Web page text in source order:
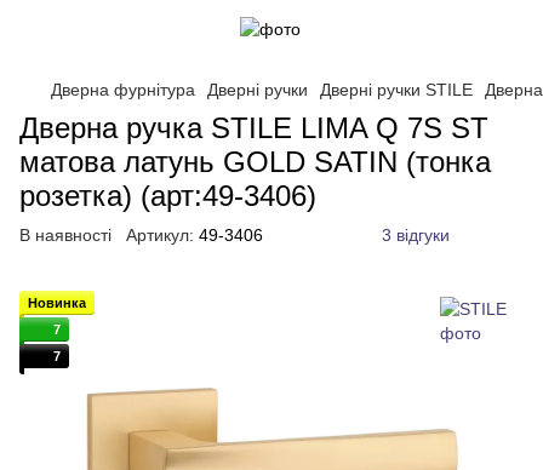
Дверна фурнітура Дверні ручки Дверні ручки STILE
Дверна ручка STILE LIMA Q 7S ST
матова латунь GOLD SATIN (тонка
розетка) (арт:49-3406)
В наявності Артикул: 49-3406 3 відгуки
Новинка
7
7